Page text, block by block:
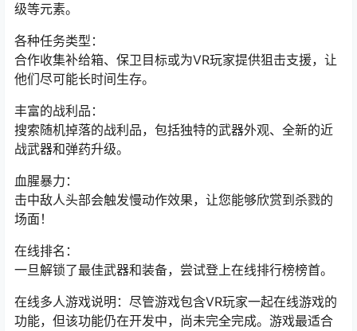
级等元素。
各种任务类型：
合作收集补给箱、保卫目标或为VR玩家提供狙击支援，让
他们尽可能长时间生存。
丰富的战利品：
搜索随机掉落的战利品，包括独特的武器外观、全新的近
战武器和弹药升级。
血腥暴力：
击中敌人头部会触发慢动作效果，让您能够欣赏到杀戮的
场面！
在线排名：
一旦解锁了最佳武器和装备，尝试登上在线排行榜榜首。
在线多人游戏说明：尽管游戏包含VR玩家一起在线游戏的
功能，但该功能仍在开发中，尚未完全完成。游戏最适合